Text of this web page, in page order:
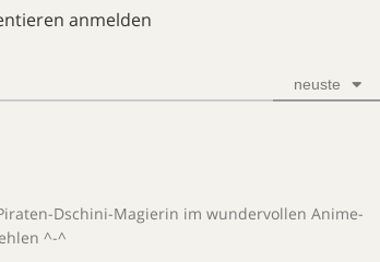
anmelden
neuste
Dschini-Magierin im wundervollen Anime-
^-^